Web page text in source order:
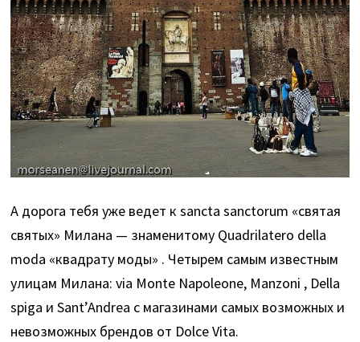
А дорога тебя уже ведет к sancta sanctorum «святая
святых» Милана — знаменитому Quadrilatero della
moda «квадрату моды» . Четырем самым известным
улицам Милана: via Monte Napoleone, Manzoni , Della
spiga и Sant’Andrea с магазинами самых возможных и
невозможных брендов от Dolce Vita.